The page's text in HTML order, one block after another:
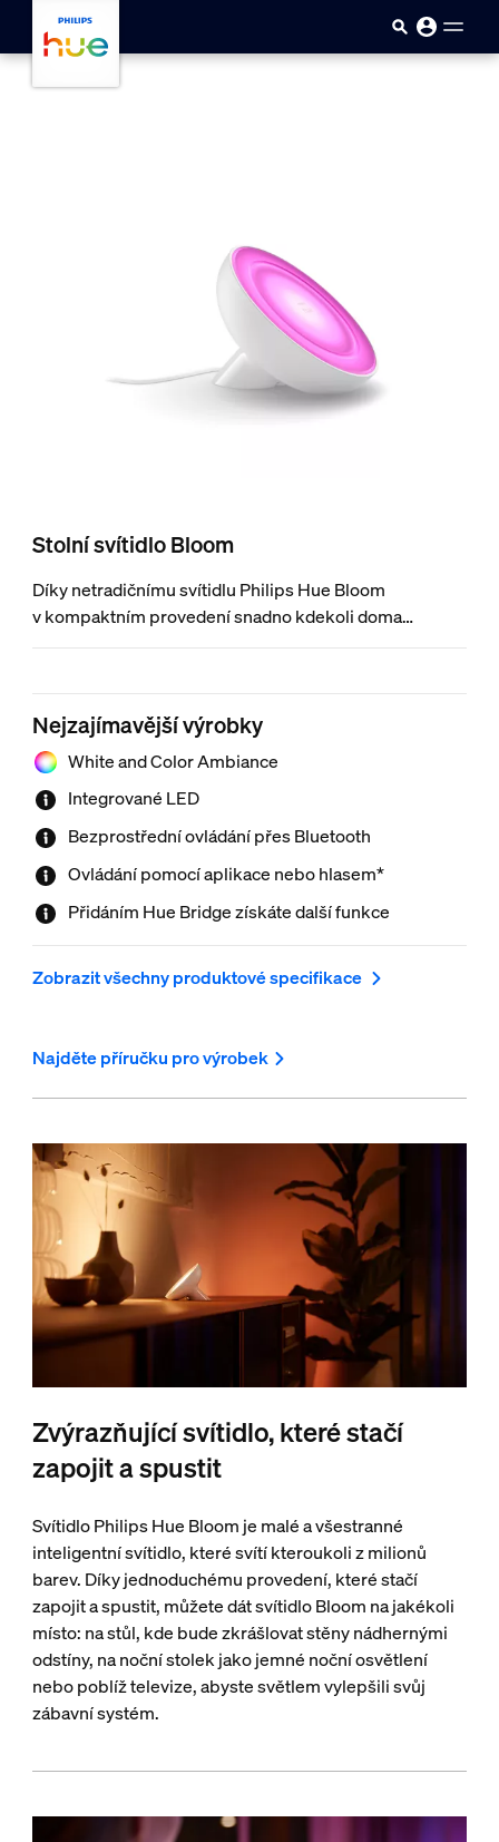
Přejít k hlavnímu obsahu
Stolní svítidlo Bloom
Díky netradičnímu svítidlu Philips Hue Bloom
v kompaktním provedení snadno kdekoli doma
naladíte vhodnou atmosféru. Svítidlo Bloom jednoduše
barevným světlem nebo ho připojíte ke stávajícím
systému Hue jako bodové osvětlení. Chcete-li využívat
kompletní sadu funkcí inteligentního osvětlení, připojte
svítidlo k Hue Bridge.
Nejzajímavější výrobky
White and Color Ambiance
Integrované LED
Bezprostřední ovládání přes Bluetooth
Ovládání pomocí aplikace nebo hlasem*
Přidáním Hue Bridge získáte další funkce
Zobrazit všechny produktové specifikace
Najděte příručku pro výrobek
Zvýrazňující svítidlo, které stačí
zapojit a spustit
Svítidlo Philips Hue Bloom je malé a všestranné
inteligentní svítidlo, které svítí kteroukoli z milionů
barev. Díky jednoduchému provedení, které stačí
zapojit a spustit, můžete dát svítidlo Bloom na jakékoli
místo: na stůl, kde bude zkrášlovat stěny nádhernými
odstíny, na noční stolek jako jemné noční osvětlení
nebo poblíž televize, abyste světlem vylepšili svůj
zábavní systém.